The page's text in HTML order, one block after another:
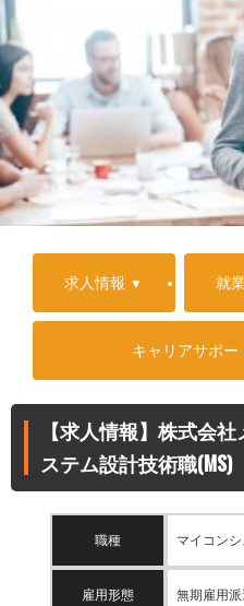
求人情報 就
キャリアサポ
【求人情報】株式会
ステム設計技術職(MS)
職種 マイコン
雇用形態 無期雇用派